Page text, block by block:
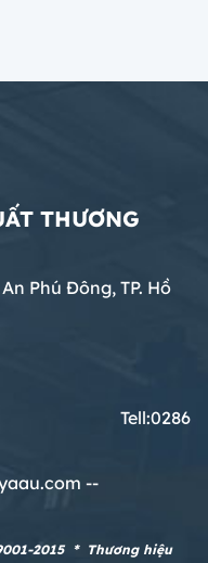
THƯƠNG
Phú Đông, TP. Hồ
949 Tell:0286
--
2015 * Thương hiệu